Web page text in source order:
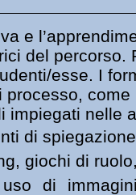
e
del percorso.
esse. I
processo,
impiegati nelle
di
giochi di
di